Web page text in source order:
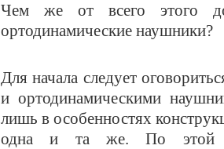
Чем же от всего этого
ортодинамические наушники?
Для начала следует
и ортодинамическими
лишь в особенностях
одна и та же. По этой